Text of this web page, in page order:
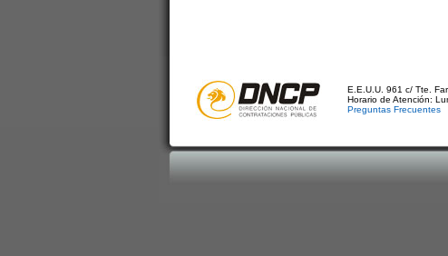
E.E.U.U. 961 c/ Tte.
Horario de Atención:
Preguntas Frecuentes